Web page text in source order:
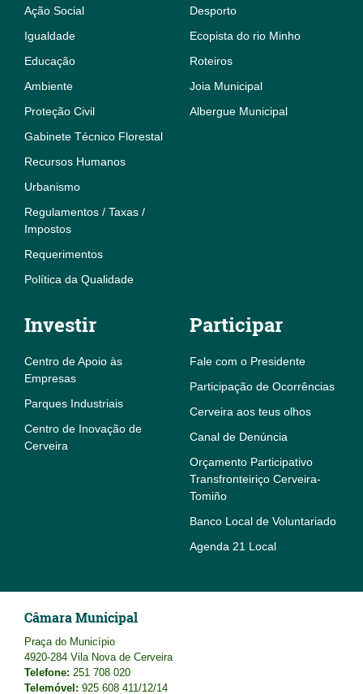
Ação Social
Igualdade
Educação
Ambiente
Proteção Civil
Gabinete Técnico Florestal
Recursos Humanos
Urbanismo
Regulamentos / Taxas /
Impostos
Requerimentos
Política da Qualidade
Desporto
Ecopista do rio Minho
Roteiros
Joia Municipal
Albergue Municipal
Investir
Centro de Apoio às
Empresas
Parques Industriais
Centro de Inovação de
Cerveira
Participar
Fale com o Presidente
Participação de Ocorrências
Cerveira aos teus olhos
Canal de Denúncia
Orçamento Participativo
Transfronteiriço Cerveira-
Tomiño
Banco Local de Voluntariado
Agenda 21 Local
Câmara Municipal
Praça do Município
4920-284 Vila Nova de Cerveira
Telefone: 251 708 020
Telemóvel: 925 608 411/12/14